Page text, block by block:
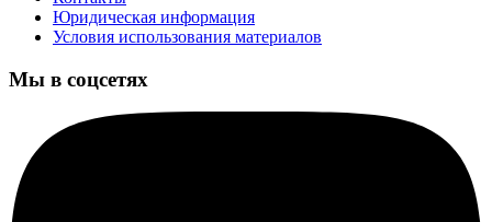
Юридическая информация
Условия использования материалов
Мы в соцсетях